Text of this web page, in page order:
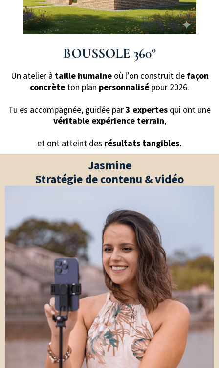
BOUSSOLE 360°
Un atelier à taille humaineoù l’on construit de façon
concrète ton plan personnalisé pour 2026.
Tu es accompagnée, guidée par3 expertes qui ont une
véritable expérience terrain,
et ont atteint des résultats tangibles.
Jasmine
Stratégie de contenu & vidéo